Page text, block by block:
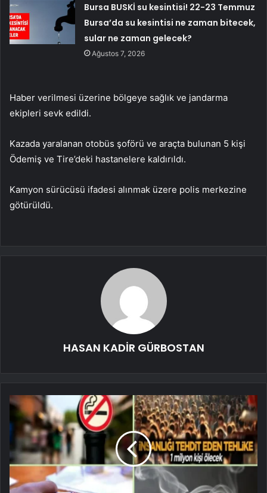
Bursa BUSKİ su kesintisi! 22-23 Temmuz
Bursa’da su kesintisi ne zaman bitecek,
sular ne zaman gelecek?
Ağustos 7, 2026
Haber verilmesi üzerine bölgeye sağlık ve jandarma
ekipleri sevk edildi.
Kazada yaralanan otobüs şoförü ve araçta bulunan 5 kişi
Ödemiş ve Tire’deki hastanelere kaldırıldı.
Kamyon sürücüsü ifadesi alınmak üzere polis merkezine
götürüldü.
HASAN KADİR GÜRBOSTAN